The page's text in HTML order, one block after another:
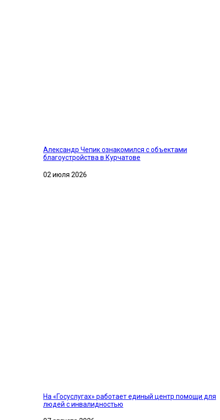
Александр Чепик ознакомился с объектами
благоустройства в Курчатове
02 июля 2026
На «Госуслугах» работает единый центр помощи для
людей с инвалидностью